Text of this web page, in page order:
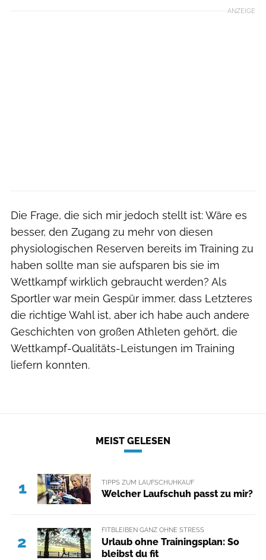
ANZEIGE
Die Frage, die sich mir jedoch stellt ist: Wäre es
besser, den Zugang zu mehr von diesen
physiologischen Reserven bereits im Training zu
haben sollte man sie aufsparen bis sie im
Wettkampf wirklich gebraucht werden? Als
Sportler war mein Gespür immer, dass Letzteres
die richtige Wahl ist, aber ich habe auch andere
Geschichten von großen Athleten gehört, die
Wettkampf-Qualitäts-Leistungen im Training
liefern konnten.
MEIST GELESEN
1 TIPPS ZUM LAUFSCHUHKAUF
Welcher Laufschuh passt zu mir?
2
FITBLEIBEN GANZ OHNE STRESS
Urlaub ohne Trainingsplan: So
bleibst du fit